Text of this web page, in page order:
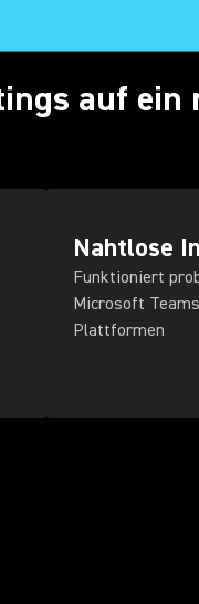
auf ein
Nahtlose
Funktioniert
Microsoft
Plattformen